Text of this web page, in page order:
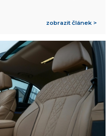
zobrazit článek >